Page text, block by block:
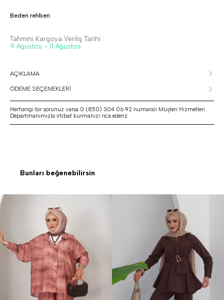
Beden rehberi
Tahmini Kargoya Veriliş Tarihi :
9 Ağustos - 11 Ağustos
AÇIKLAMA
ÖDEME SEÇENEKLERİ
Herhangi bir sorunuz varsa 0 (850) 304 06 92 numaralı Müşteri Hizmetleri
Departmanımızla irtibat kurmanızı rica ederiz.
Bunları beğenebilirsin